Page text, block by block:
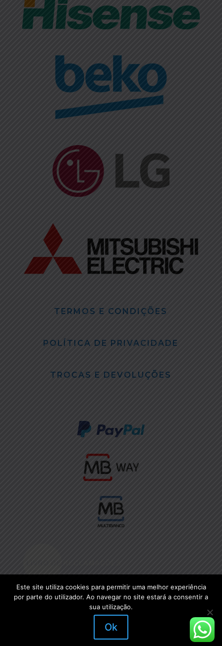
TERMOS E CONDIÇÕES
POLÍTICA DE PRIVACIDADE
TROCAS E DEVOLUÇÕES
Este site utiliza cookies para permitir uma melhor experiência
por parte do utilizador. Ao navegar no site estará a consentir a
sua utilização.
Ok